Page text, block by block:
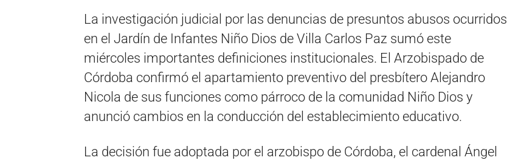
La investigación judicial por las denuncias de presuntos abusos ocurridos
en el Jardín de Infantes Niño Dios de Villa Carlos Paz sumó este
miércoles importantes definiciones institucionales. El Arzobispado de
Córdoba confirmó el apartamiento preventivo del presbítero Alejandro
Nicola de sus funciones como párroco de la comunidad Niño Dios y
anunció cambios en la conducción del establecimiento educativo.
La decisión fue adoptada por el arzobispo de Córdoba, el cardenal Ángel